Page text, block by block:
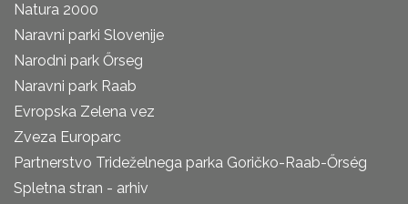
Natura 2000
Naravni parki Slovenije
Narodni park Őrseg
Naravni park Raab
Evropska Zelena vez
Zveza Europarc
Partnerstvo Trideželnega parka Goričko-Raab-Őrség
Spletna stran - arhiv